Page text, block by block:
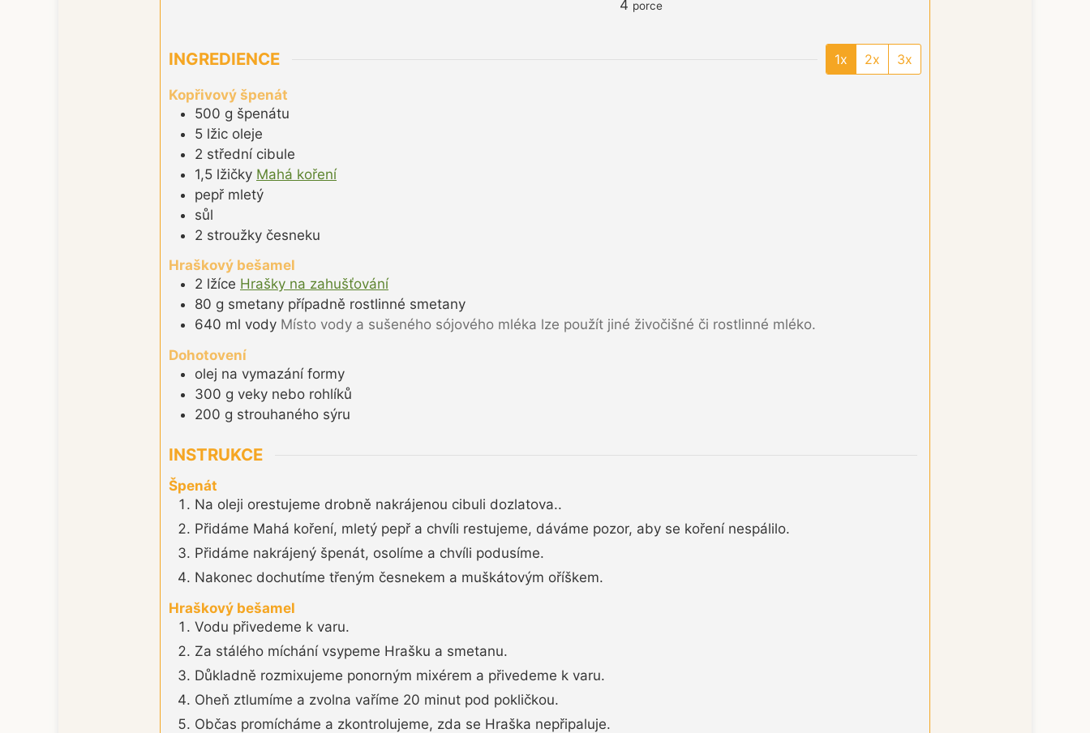
4 porce
INGREDIENCE 1x 2x 3x
Kopřivový špenát
500 g špenátu
5 lžic oleje
2 střední cibule
1,5 lžičky Mahá koření
pepř mletý
sůl
2 stroužky česneku
Hraškový bešamel
2 lžíce Hrašky na zahušťování
80 g smetany případně rostlinné smetany
640 ml vody Místo vody a sušeného sójového mléka lze použít jiné živočišné či rostlinné mléko.
Dohotovení
olej na vymazání formy
300 g veky nebo rohlíků
200 g strouhaného sýru
INSTRUKCE
Špenát
Na oleji orestujeme drobně nakrájenou cibuli dozlatova..
Přidáme Mahá koření, mletý pepř a chvíli restujeme, dáváme pozor, aby se koření nespálilo.
Přidáme nakrájený špenát, osolíme a chvíli podusíme.
Nakonec dochutíme třeným česnekem a muškátovým oříškem.
Hraškový bešamel
Vodu přivedeme k varu.
Za stálého míchání vsypeme Hrašku a smetanu.
Důkladně rozmixujeme ponorným mixérem a přivedeme k varu.
Oheň ztlumíme a zvolna vaříme 20 minut pod pokličkou.
Občas promícháme a zkontrolujeme, zda se Hraška nepřipaluje.